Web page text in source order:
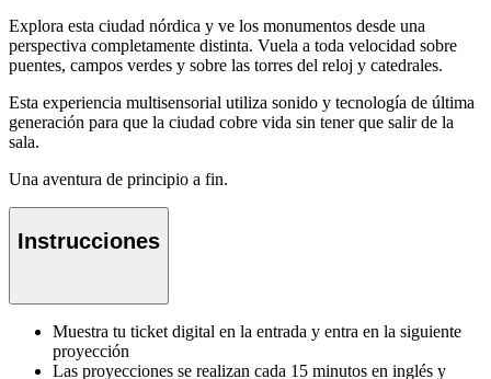
Explora esta ciudad nórdica y ve los monumentos desde una
perspectiva completamente distinta. Vuela a toda velocidad sobre
puentes, campos verdes y sobre las torres del reloj y catedrales.
Esta experiencia multisensorial utiliza sonido y tecnología de última
generación para que la ciudad cobre vida sin tener que salir de la
sala.
Una aventura de principio a fin.
Instrucciones
Muestra tu ticket digital en la entrada y entra en la siguiente
proyección
Las proyecciones se realizan cada 15 minutos en inglés y